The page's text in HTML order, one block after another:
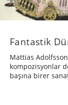
Fantastik
Mattias
kompozisyonlar
başına birer